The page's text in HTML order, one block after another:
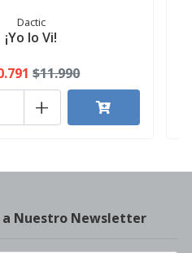
Dactic
¡Yo lo Vi!
$11.990
+
a Nuestro Newsletter